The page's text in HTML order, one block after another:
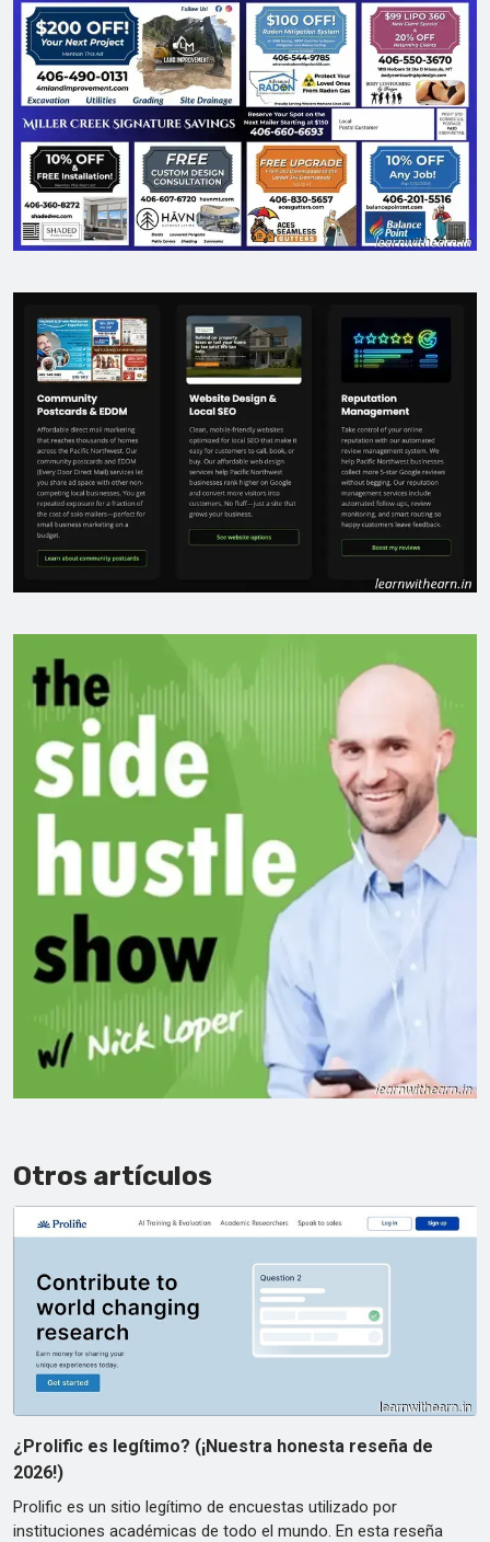
Otros artículos
¿Prolific es legítimo? (¡Nuestra honesta reseña de
2026!)
Prolific es un sitio legítimo de encuestas utilizado por
instituciones académicas de todo el mundo. En esta reseña